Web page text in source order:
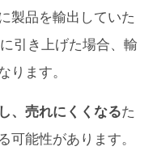
製品を輸出していた
引き上げた場合、輸
ります。
、売れにくくなるた
能性があります。